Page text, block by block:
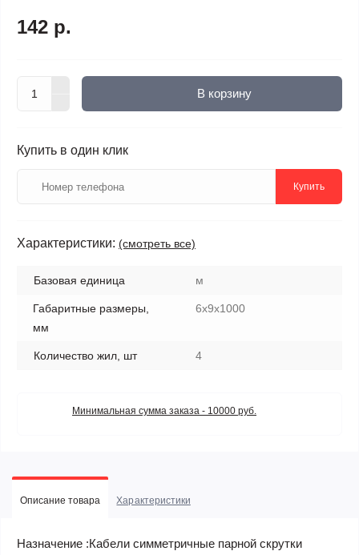
142 р.
В корзину
Купить в один клик
Купить
Характеристики: (смотреть все)
Базовая единица м
Габаритные размеры,
мм
6x9x1000
Количество жил, шт 4
Минимальная сумма заказа - 10000 руб.
Описание товара Характеристики
Назначение :Кабели симметричные парной скрутки